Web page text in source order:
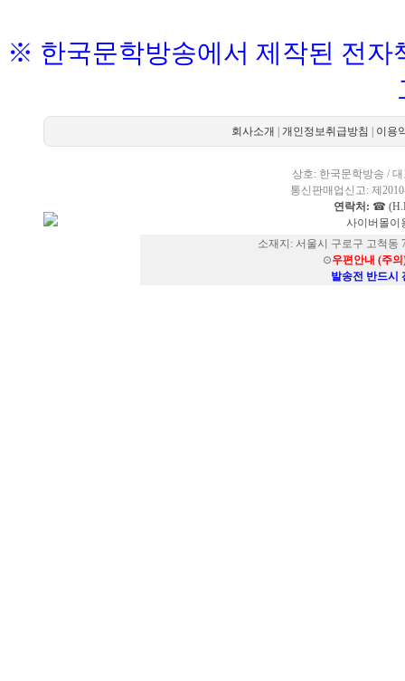
※ 한국문학방송에서 제작된 전자
회사소개 개인정보취급방침 이용
상호: 한국문학방송 /
통신판매업신고: 제
연락처: ☎
사이버몰이
소재지: 서울시 구로구 고척동
⊙우편안내 (주
발송전 반드시